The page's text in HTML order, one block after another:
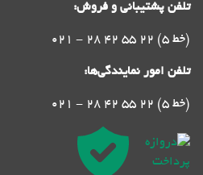
تلفن پشتیبانی و فروش:
021 - 28 42 55 22 (5 خط)
تلفن امور نمایندگی‌ها:
021 - 28 42 55 22 (5 خط)